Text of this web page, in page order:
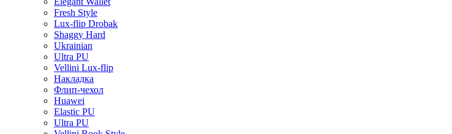
Fresh Style
Lux-flip Drobak
Shaggy Hard
Ukrainian
Ultra PU
Vellini Lux-flip
Накладка
Флип-чехол
Huawei
Elastic PU
Ultra PU